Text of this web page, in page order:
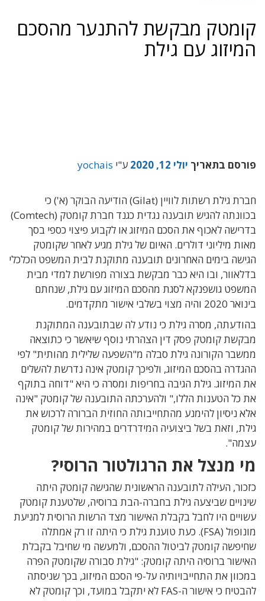
קומטק מבקשת להתנער מהסכם
המיזוג עם גילת
פורסם בתאריך יולי 12, 2020 ע"י yochais
חברת גילת רשתות לוויין (Gilat) הודיעה הבוקר (א') כי
בכוונתה להגיש תובענה נגדית כגנד חברת קומטק (Comtech)
בדרישה לאכוף את הסכם המיזוג או לקבוע פיצוי כספי בסך
מאות מיליוני דולרים. האיום של גילת מגיע לאחר שקומטק
הגישה בימים האחרונים תובענה מתוקנת לבית המשפט הכלכלי
בדלאוור, ובו היא כבר מבקשת בצורה מפורשת למדי מבית
המשפט גושפנקא לסגת מהסכם המיזוג עם גילת, שנחתם
בינואר 2020 והיה מצוי בשלבי אישור מתקדמים.
בהודעתה, מסרה גילת כי נודע לה שבתובענה המתוקנת
מבקשת קומטק פסק דין הצהרתי נוסף שיאשר כי כתוצאה
ממשבר הקורונה גילת סבלה מ"השפעה שלילית מהותית" לפי
ההגדרה בהסכם המיזוג, ולפיכך קומטק אינה נדרשת להשלים
את המיזוג. גילת הגיבה בחריפות ומסרה כי היא "דוחה בתוקף
את כל הטענות הללו," ולהערכתה התובענה של קומטק "אינה
אלא ניסיון להימנע מהתחייבותה החוזית הברורה לרכוש את
גילת, וזאת בשל ביצועיה המידרדרים במהירות של קומטק
עצמה".
מי מנצל את הרגולטור הרוסי?
כזכור, העילה לתובענה הראשונית שהגישה קומטק היתה
שינויים שביצעה גילת בחברה-הבת ברוסיה, שלטענת קומטק
עשויים היו לחבל בקבלת האישור מצד הרשות הרוסית למניעת
מונופול (FSA). כעת טוענת גילת כי היתה זו רק אמתלה
שחיפשה קומטק לביטול ההסכם, ולמעשה מי שחיבל בקבלת
האישור ברוסיה היתה קומטק: "גילת סבורה שקומטק הפרה
במכוון את התחייבויותיה על-פי הסכם המיזוג, בכך שניסתה
להבטיח כי אישור ה-FAS לא יתקבל במועד, וכך קומטק לא